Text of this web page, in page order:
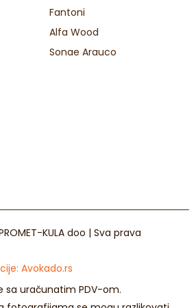
Fantoni
Alfa Wood
Sonae Arauco
KULA doo | Sva prava
Avokado.rs
sa uračunatim PDV-om.